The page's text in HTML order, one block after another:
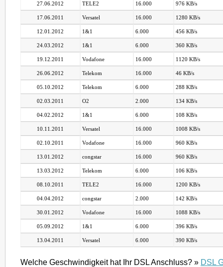
27.06.2012 TELE2 16.000 976 KB/s
17.06.2011 Versatel 16.000 1280 KB/s
12.01.2012 1&1 6.000 456 KB/s
24.03.2012 1&1 6.000 360 KB/s
19.12.2011 Vodafone 16.000 1120 KB/s
26.06.2012 Telekom 16.000 46 KB/s
05.10.2012 Telekom 6.000 288 KB/s
02.03.2011 O2 2.000 134 KB/s
04.02.2012 1&1 6.000 108 KB/s
10.11.2011 Versatel 16.000 1008 KB/s
02.10.2011 Vodafone 16.000 960 KB/s
13.01.2012 congstar 16.000 960 KB/s
13.03.2012 Telekom 6.000 106 KB/s
08.10.2011 TELE2 16.000 1200 KB/s
04.04.2012 congstar 2.000 142 KB/s
30.01.2012 Vodafone 16.000 1088 KB/s
05.09.2012 1&1 6.000 396 KB/s
13.04.2011 Versatel 6.000 390 KB/s
Welche Geschwindigkeit hat Ihr DSL Anschluss? » DSL